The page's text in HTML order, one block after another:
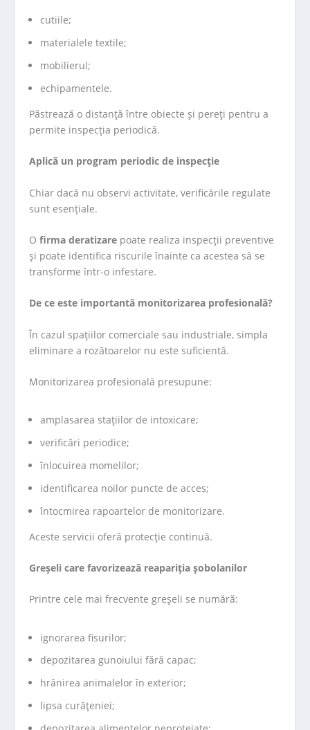
cutiile;
materialele textile;
mobilierul;
echipamentele.
Păstrează o distanță între obiecte și pereți pentru a
permite inspecția periodică.
Aplică un program periodic de inspecție
Chiar dacă nu observi activitate, verificările regulate
sunt esențiale.
Ofirma deratizare poate realiza inspecții preventive
și poate identifica riscurile înainte ca acestea să se
transforme într-o infestare.
De ce este importantă monitorizarea profesională?
În cazul spațiilor comerciale sau industriale, simpla
eliminare a rozătoarelor nu este suficientă.
Monitorizarea profesională presupune:
amplasarea stațiilor de intoxicare;
verificări periodice;
înlocuirea momelilor;
identificarea noilor puncte de acces;
întocmirea rapoartelor de monitorizare.
Aceste servicii oferă protecție continuă.
Greșeli care favorizează reapariția șobolanilor
Printre cele mai frecvente greșeli se numără:
ignorarea fisurilor;
depozitarea gunoiului fără capac;
hrănirea animalelor în exterior;
lipsa curățeniei;